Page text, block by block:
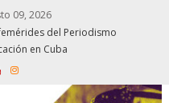
09, 2026
del Periodismo
en Cuba